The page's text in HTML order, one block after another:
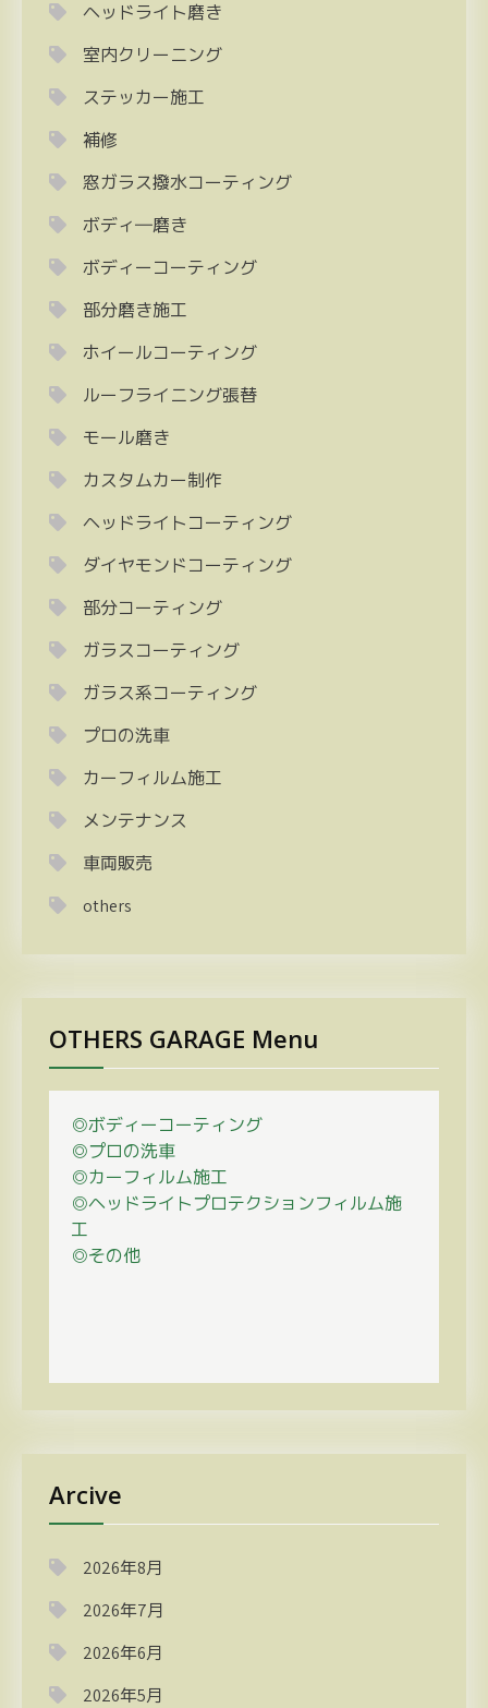
ヘッドライト磨き
室内クリーニング
ステッカー施工
補修
窓ガラス撥水コーティング
ボディ―磨き
ボディーコーティング
部分磨き施工
ホイールコーティング
ルーフライニング張替
モール磨き
カスタムカー制作
ヘッドライトコーティング
ダイヤモンドコーティング
部分コーティング
ガラスコーティング
ガラス系コーティング
プロの洗車
カーフィルム施工
メンテナンス
車両販売
others
OTHERS GARAGE Menu
◎ボディーコーティング
◎プロの洗車
◎カーフィルム施工
◎ヘッドライトプロテクションフィルム施
工
◎その他
Arcive
2026年8月
2026年7月
2026年6月
2026年5月